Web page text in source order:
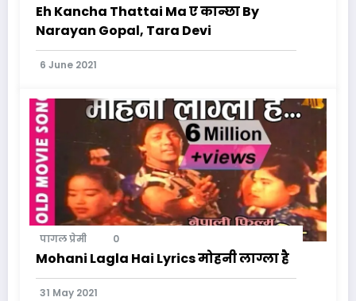
Eh Kancha Thattai Ma ए कान्छा By
Narayan Gopal, Tara Devi
6 June 2021
पागल प्रेमी 0
Mohani Lagla Hai Lyrics मोहनी लाग्ला है
31 May 2021